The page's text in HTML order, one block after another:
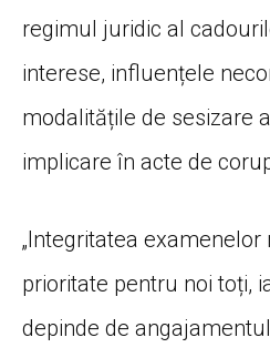
regimul juridic al
interese, influențele
modalitățile de sesizare
implicare în acte de
„Integritatea examenelor
prioritate pentru noi toți,
depinde de